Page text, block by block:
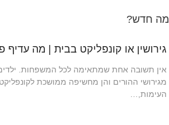
מה חדש?
גירושין או קונפליקט בבית | מה עדיף
אין תשובה אחת שמתאימה לכל המשפחות. ילדים
מגירושי ההורים והן מחשיפה ממושכת
העימות,…